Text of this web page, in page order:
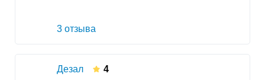
3 отзыва
Дезал 4